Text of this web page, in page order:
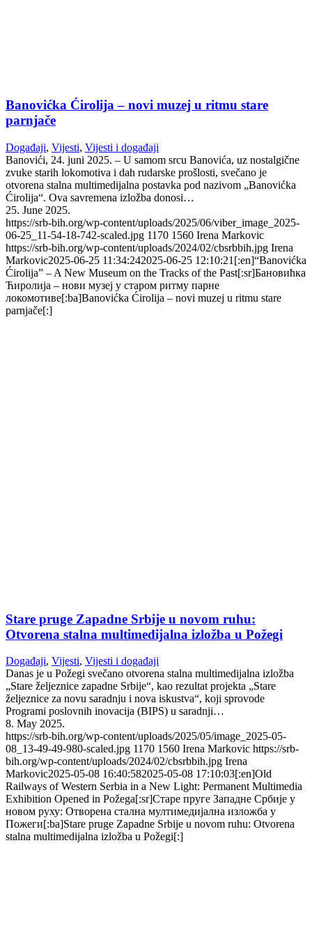
Banovićka Ćirolija – novi muzej u ritmu stare
parnjače
Događaji, Vijesti, Vijesti i događaji
Banovići, 24. juni 2025. – U samom srcu Banovića, uz nostalgične
zvuke starih lokomotiva i dah rudarske prošlosti, svečano je
otvorena stalna multimedijalna postavka pod nazivom „Banovićka
Ćirolija“. Ova savremena izložba donosi…
25. June 2025.
https://srb-bih.org/wp-content/uploads/2025/06/viber_image_2025-
06-25_11-54-18-742-scaled.jpg 1170 1560 Irena Markovic
https://srb-bih.org/wp-content/uploads/2024/02/cbsrbbih.jpg Irena
Markovic2025-06-25 11:34:242025-06-25 12:10:21 [:en]“Banovićka
Ćirolija” – A New Museum on the Tracks of the Past[:sr]Бановићка
Ћиролија – нови музеј у старом ритму парне
локомотиве[:ba]Banovićka Ćirolija – novi muzej u ritmu stare
parnjače[:]
Stare pruge Zapadne Srbije u novom ruhu:
Otvorena stalna multimedijalna izložba u Požegi
Događaji, Vijesti, Vijesti i događaji
Danas je u Požegi svečano otvorena stalna multimedijalna izložba
„Stare željeznice zapadne Srbije“, kao rezultat projekta „Stare
željeznice za novu saradnju i nova iskustva“, koji sprovode
Programi poslovnih inovacija (BIPS) u saradnji…
8. May 2025.
https://srb-bih.org/wp-content/uploads/2025/05/image_2025-05-
08_13-49-49-980-scaled.jpg 1170 1560 Irena Markovic https://srb-
bih.org/wp-content/uploads/2024/02/cbsrbbih.jpg Irena
Markovic2025-05-08 16:40:582025-05-08 17:10:03[:en]Old
Railways of Western Serbia in a New Light: Permanent Multimedia
Exhibition Opened in Požega[:sr]Старе пруге Западне Србије у
новом руху: Отворена стална мултимедијална изложба у
Пожеги[:ba]Stare pruge Zapadne Srbije u novom ruhu: Otvorena
stalna multimedijalna izložba u Požegi[:]